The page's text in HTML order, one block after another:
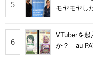
モヤモヤし
VTuberを起
か？ au